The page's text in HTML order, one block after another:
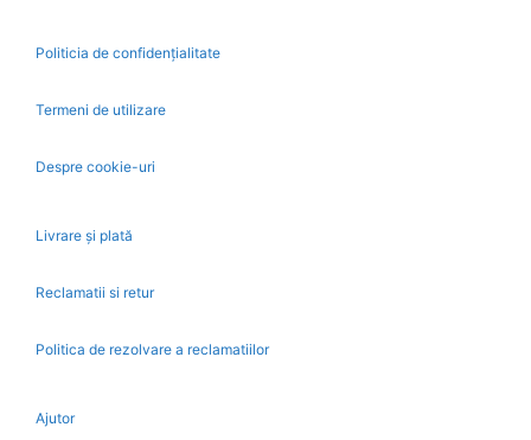
Politicia de confidențialitate
Termeni de utilizare
Despre cookie-uri
Livrare și plată
Reclamatii si retur
Politica de rezolvare a reclamatiilor
Ajutor